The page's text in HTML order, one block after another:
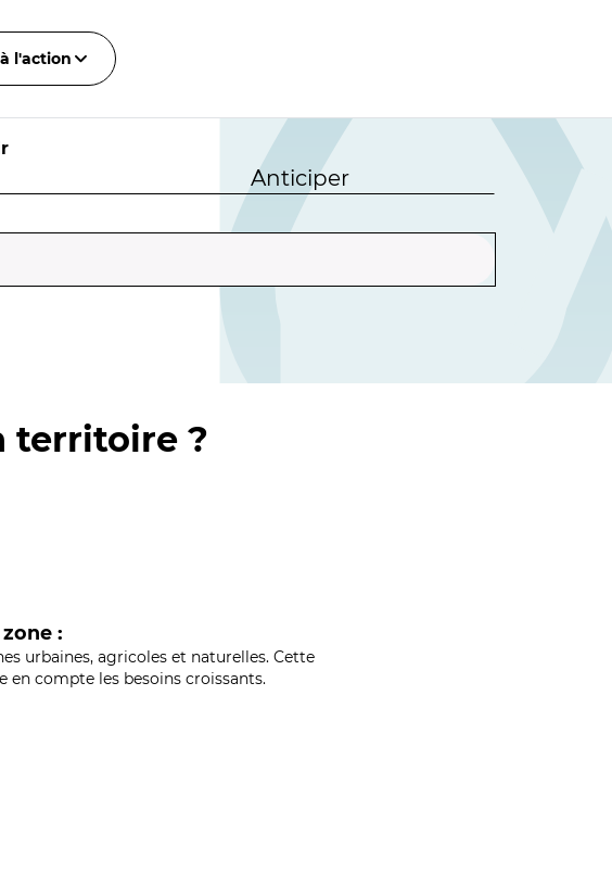
l'action
Anticiper
territoire ?
:
urbaines, agricoles et naturelles. Cette
compte les besoins croissants.